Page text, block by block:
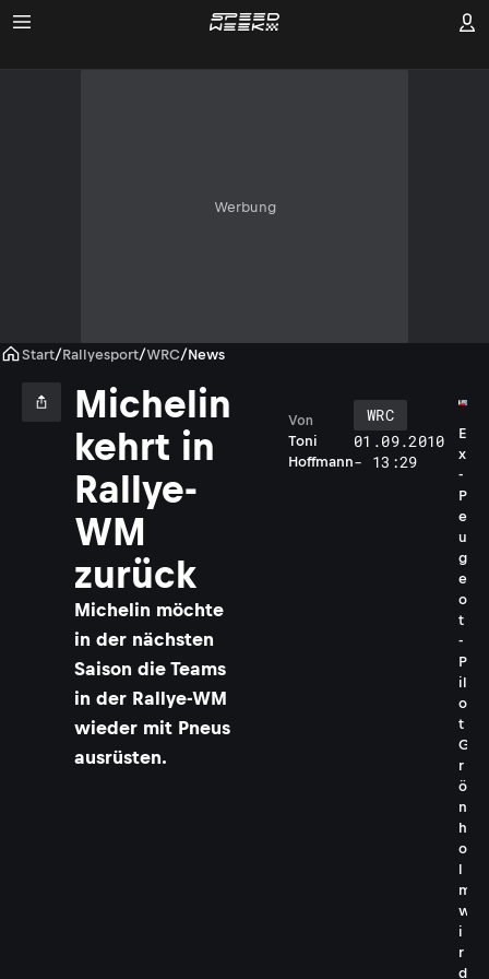
Werbung
Start/Rallyesport/WRC/News
Michelin
kehrt in
Rallye-
WM
zurück
Michelin möchte
in der nächsten
Saison die Teams
in der Rallye-WM
wieder mit Pneus
ausrüsten.
Toni
Hoffmann
Von
WRC
01.09.2010
- 13:29
E
x
-
P
e
u
g
e
o
t
-
P
il
o
t
G
r
ö
n
h
o
l
m
w
i
r
d